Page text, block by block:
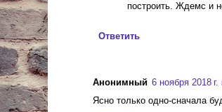
построить. Ждемс и
Ответить
Анонимный 6 ноября 2018
Ясно только одно-сначала